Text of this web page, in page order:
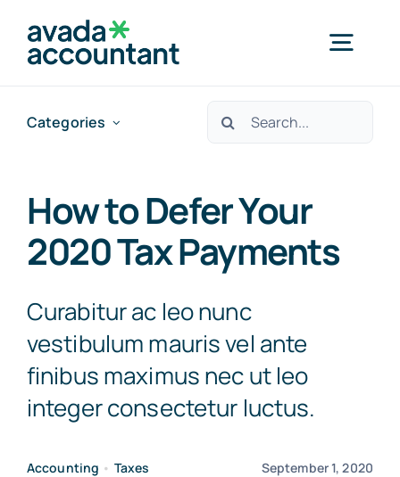
content
Special Application Products
About Us
Clients
Categories
How to Defer Your
2020 Tax Payments
Curabitur ac leo nunc
vestibulum mauris vel ante
finibus maximus nec ut leo
integer consectetur luctus.
Accounting • Taxes September 1, 2020